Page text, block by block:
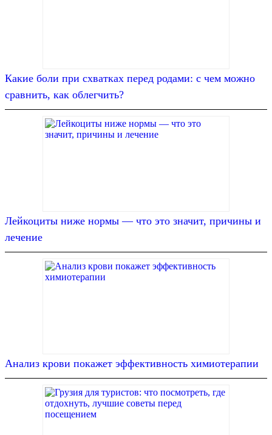
Какие боли при схватках перед родами: с чем можно
сравнить, как облегчить?
Лейкоциты ниже нормы — что это значит, причины и
лечение
Анализ крови покажет эффективность химиотерапии